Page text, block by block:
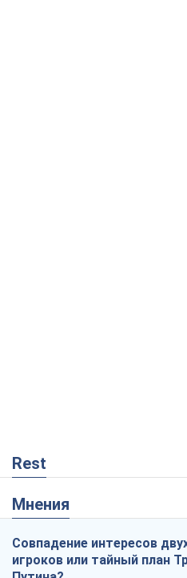
Rest
Мнения
Совпадение интересов
игроков или тайный план